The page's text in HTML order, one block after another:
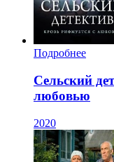
Подробнее
Сельский
любовью
2020